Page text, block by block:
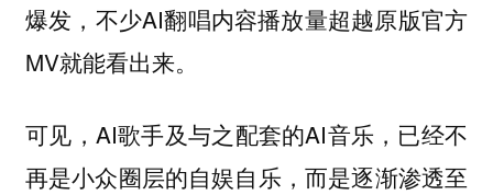
爆发，不少AI翻唱内容播放量超越原版官方
MV就能看出来。
可见，AI歌手及与之配套的AI音乐，已经不
再是小众圈层的自娱自乐，而是逐渐渗透至